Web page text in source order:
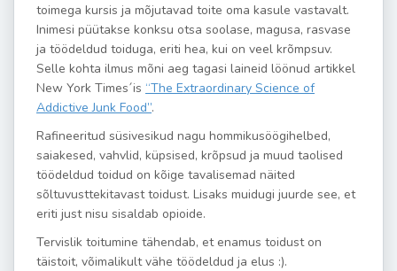
toimega kursis ja mõjutavad toite oma kasule vastavalt.
Inimesi püütakse konksu otsa soolase, magusa, rasvase
ja töödeldud toiduga, eriti hea, kui on veel krõmpsuv.
Selle kohta ilmus mõni aeg tagasi laineid löönud artikkel
New York Times´is “The Extraordinary Science of
Addictive Junk Food”.
Rafineeritud süsivesikud nagu hommikusöögihelbed,
saiakesed, vahvlid, küpsised, krõpsud ja muud taolised
töödeldud toidud on kõige tavalisemad näited
sõltuvusttekitavast toidust. Lisaks muidugi juurde see, et
eriti just nisu sisaldab opioide.
Tervislik toitumine tähendab, et enamus toidust on
täistoit, võimalikult vähe töödeldud ja elus :).